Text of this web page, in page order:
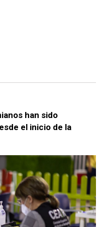
han sido
el inicio de la